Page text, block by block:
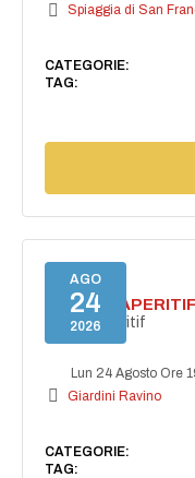
Spiaggia di San
CATEGORIE:
TAG:
AGO
24
2026
SECRET
Secret aperitif
Lun 24 Agosto Ore
Giardini Ravino
CATEGORIE:
TAG: